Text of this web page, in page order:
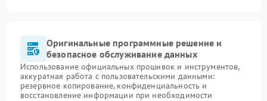
Оригинальные программные решение и
безопасное обслуживание данных
Использование официальных прошивок и инструментов,
аккуратная работа с пользовательскими данными:
резервное копирование, конфиденциальность и
восстановление информации при необходимости